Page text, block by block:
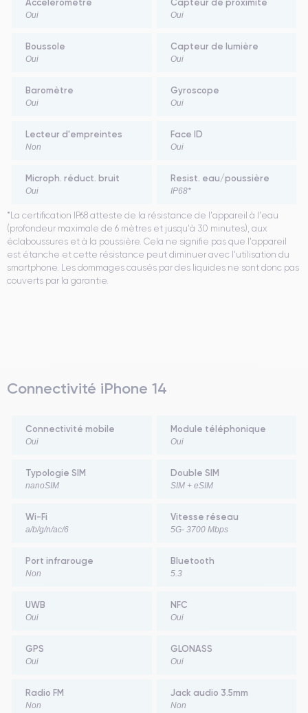
Accéléromètre
Oui
Capteur de proximité
Oui
Boussole
Oui
Capteur de lumière
Oui
Baromètre
Oui
Gyroscope
Oui
Lecteur d'empreintes
Non
Face ID
Oui
Microph. réduct. bruit
Oui
Resist. eau/poussière
IP68*
*La certification IP68 atteste de la résistance de l'appareil à l'eau
(profondeur maximale de 6 mètres et jusqu'à 30 minutes), aux
éclaboussures et à la poussière. Cela ne signifie pas que l'appareil
est étanche et cette résistance peut diminuer avec l'utilisation du
smartphone. Les dommages causés par des liquides ne sont donc pas
couverts par la garantie.
Connectivité iPhone 14
Connectivité mobile
Oui
Module téléphonique
Oui
Typologie SIM
nanoSIM
Double SIM
SIM + eSIM
Wi-Fi
a/b/g/n/ac/6
Vitesse réseau
5G- 3700 Mbps
Port infrarouge
Non
Bluetooth
5.3
UWB
Oui
NFC
Oui
GPS
Oui
GLONASS
Oui
Radio FM
Non
Jack audio 3.5mm
Non